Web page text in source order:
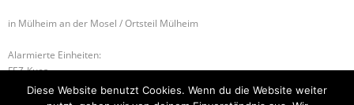
in Mülheim an der Mosel / Ortsteil Mülheim
Alarmierte Einheiten:
FEZ-Kues
FF-Mülheim-Gruppe
Diese Website benutzt Cookies. Wenn du die Website weiter